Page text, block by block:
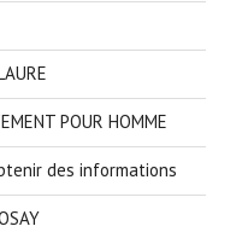
POUR HOMME
des informations